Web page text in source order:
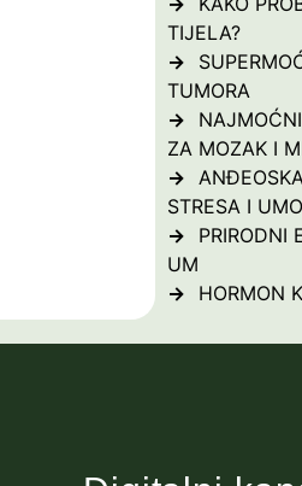
TIJELA?
TUMORA
ZA MOZAK I
STRESA I
PRIRODNI
UM
HORMON